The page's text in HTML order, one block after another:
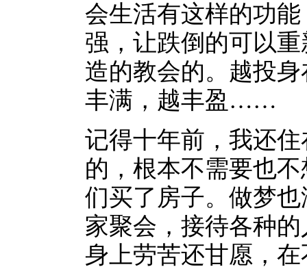
会生活有这样的功
强，让跌倒的可以
造的教会的。越投
丰满，越丰盈……
记得十年前，我还
的，根本不需要也
们买了房子。做梦
家聚会，接待各种
身上劳苦还甘愿，